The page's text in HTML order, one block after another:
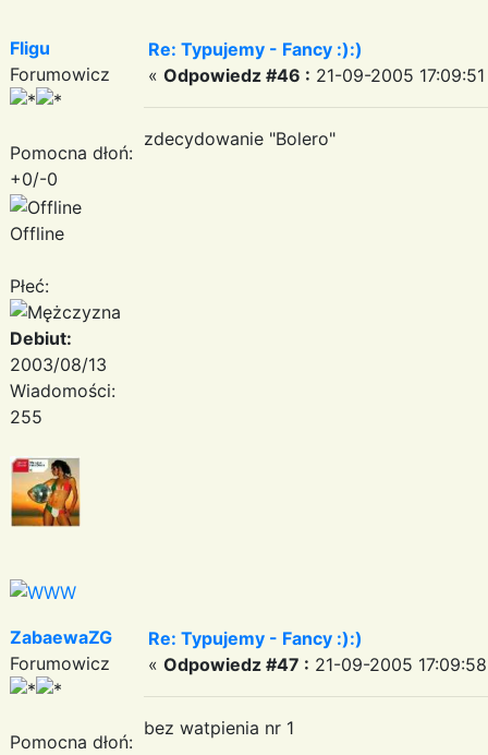
Fligu
Forumowicz
Pomocna dłoń:
+0/-0
Offline
Płeć:
Debiut:
2003/08/13
Wiadomości:
255
Re: Typujemy - Fancy :):)
« Odpowiedz #46 : 21-09-2005
zdecydowanie "Bolero"
ZabaewaZG
Forumowicz
Pomocna dłoń:
Re: Typujemy - Fancy :):)
« Odpowiedz #47 : 21-09-2005
bez watpienia nr 1